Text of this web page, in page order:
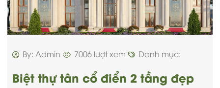
By: Admin 7006 lượt xem Danh mục:
Biệt thự tân cổ điển 2 tầng đẹp